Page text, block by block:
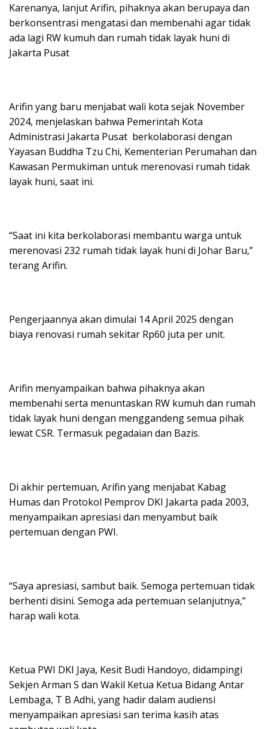
Karenanya, lanjut Arifin, pihaknya akan berupaya dan
berkonsentrasi mengatasi dan membenahi agar tidak
ada lagi RW kumuh dan rumah tidak layak huni di
Jakarta Pusat
Arifin yang baru menjabat wali kota sejak November
2024, menjelaskan bahwa Pemerintah Kota
Administrasi Jakarta Pusat berkolaborasi dengan
Yayasan Buddha Tzu Chi, Kementerian Perumahan dan
Kawasan Permukiman untuk merenovasi rumah tidak
layak huni, saat ini.
“Saat ini kita berkolaborasi membantu warga untuk
merenovasi 232 rumah tidak layak huni di Johar Baru,”
terang Arifin.
Pengerjaannya akan dimulai 14 April 2025 dengan
biaya renovasi rumah sekitar Rp60 juta per unit.
Arifin menyampaikan bahwa pihaknya akan
membenahi serta menuntaskan RW kumuh dan rumah
tidak layak huni dengan menggandeng semua pihak
lewat CSR. Termasuk pegadaian dan Bazis.
Di akhir pertemuan, Arifin yang menjabat Kabag
Humas dan Protokol Pemprov DKI Jakarta pada 2003,
menyampaikan apresiasi dan menyambut baik
pertemuan dengan PWI.
“Saya apresiasi, sambut baik. Semoga pertemuan tidak
berhenti disini. Semoga ada pertemuan selanjutnya,”
harap wali kota.
Ketua PWI DKI Jaya, Kesit Budi Handoyo, didampingi
Sekjen Arman S dan Wakil Ketua Ketua Bidang Antar
Lembaga, T B Adhi, yang hadir dalam audiensi
menyampaikan apresiasi san terima kasih atas